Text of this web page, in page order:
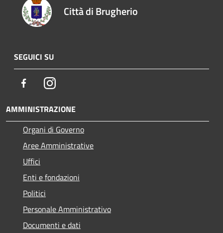
Città di Brugherio
SEGUICI SU
FacebookInstagram
AMMINISTRAZIONE
Organi di Governo
Aree Amministrative
Uffici
Enti e fondazioni
Politici
Personale Amministrativo
Documenti e dati